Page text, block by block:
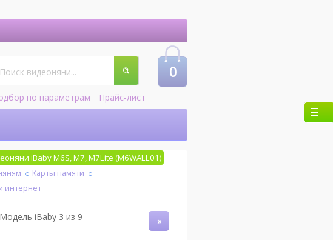
по параметрам Прайс-лист
0
iBaby M6S, M7, M7Lite (M6WALL01)
Карты памяти
интернет
Модель iBaby 3 из 9 »